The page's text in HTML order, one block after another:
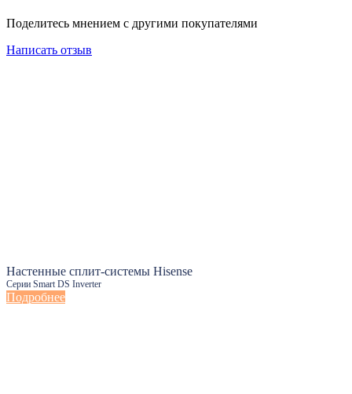
Поделитесь мнением с другими покупателями
Написать отзыв
Настенные сплит-системы Hisense
Серии Smart DS Inverter
Подробнее